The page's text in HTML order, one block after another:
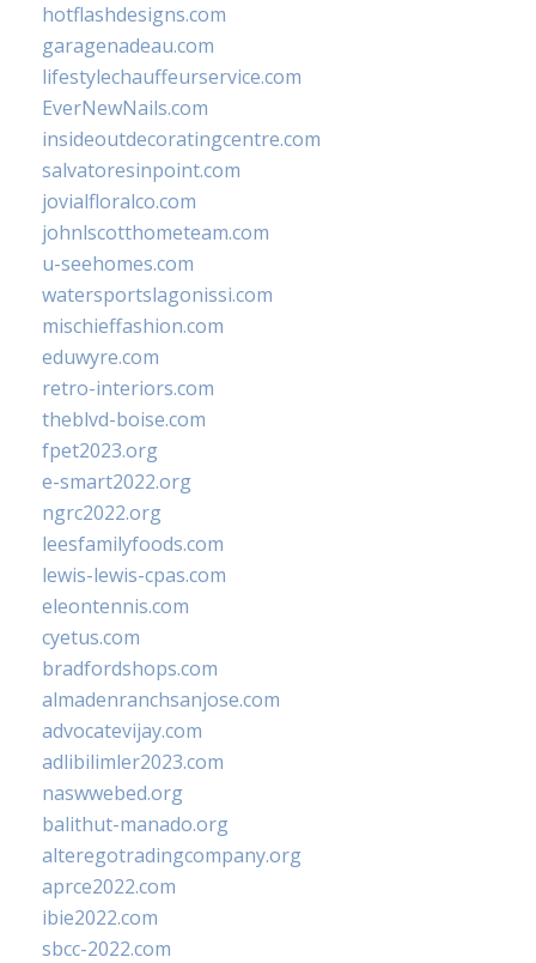
hotflashdesigns.com
garagenadeau.com
lifestylechauffeurservice.com
EverNewNails.com
insideoutdecoratingcentre.com
salvatoresinpoint.com
jovialfloralco.com
johnlscotthometeam.com
u-seehomes.com
watersportslagonissi.com
mischieffashion.com
eduwyre.com
retro-interiors.com
theblvd-boise.com
fpet2023.org
e-smart2022.org
ngrc2022.org
leesfamilyfoods.com
lewis-lewis-cpas.com
eleontennis.com
cyetus.com
bradfordshops.com
almadenranchsanjose.com
advocatevijay.com
adlibilimler2023.com
naswwebed.org
balithut-manado.org
alteregotradingcompany.org
aprce2022.com
ibie2022.com
sbcc-2022.com